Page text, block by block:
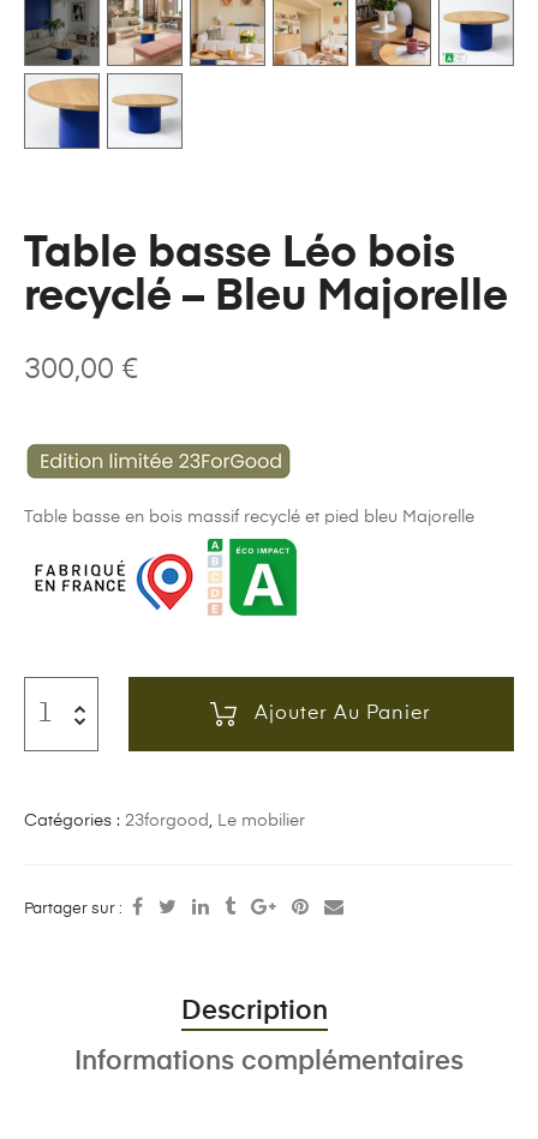
Table basse Léo bois
recyclé – Bleu Majorelle
300,00 €
Table basse en bois massif recyclé et pied bleu Majorelle
Ajouter Au Panier
Catégories : 23forgood Le mobilier
Partager sur :
Description
Informations complémentaires